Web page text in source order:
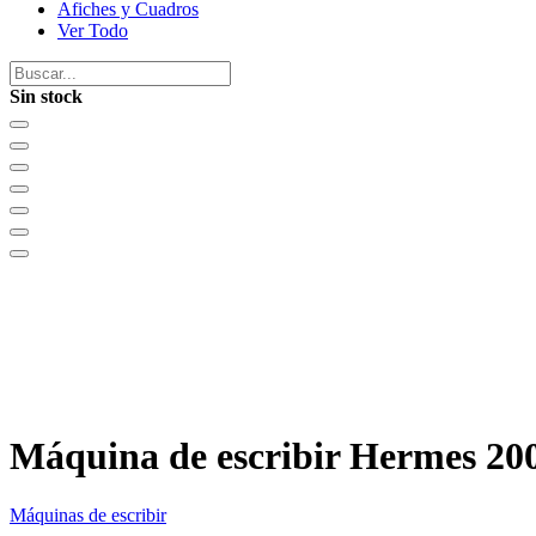
Afiches y Cuadros
Ver Todo
Sin stock
Máquina de escribir Hermes
Máquinas de escribir